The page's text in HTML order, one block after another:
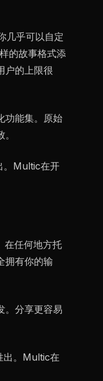
几乎可以自定
的故事格式添
户的上限很
功能集。原始
。Multic在开
在任何地方托
拥有你的输
。分享更容易
出。Multic在